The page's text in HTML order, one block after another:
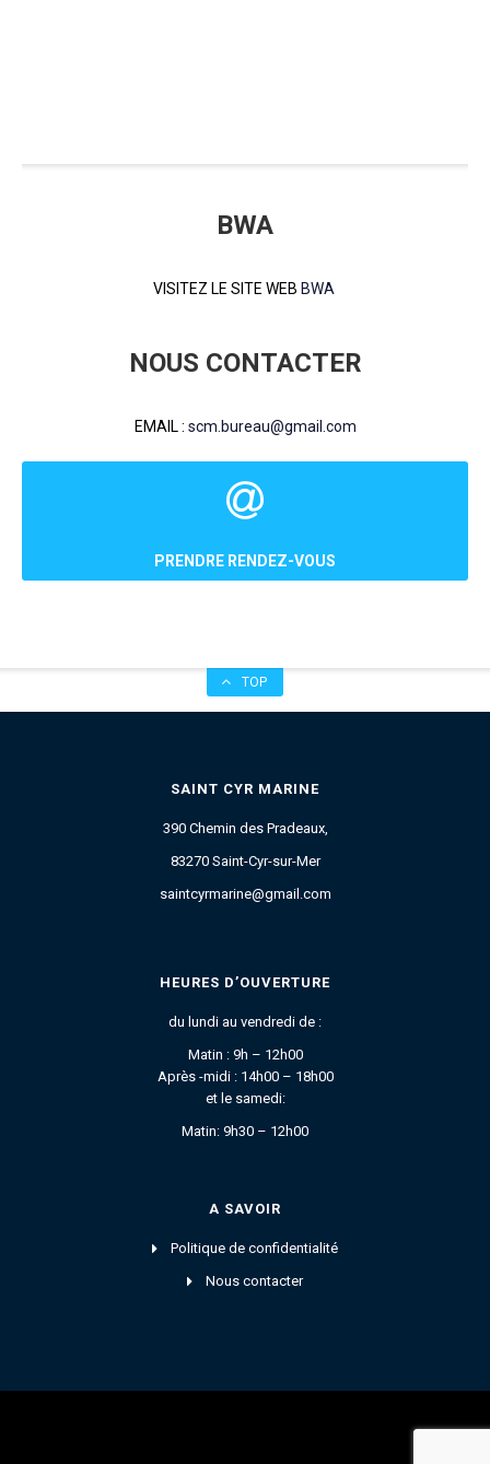
BWA
VISITEZ LE SITE WEB BWA
NOUS CONTACTER
EMAIL : scm.bureau@gmail.com
PRENDRE RENDEZ-VOUS
TOP
SAINT CYR MARINE
390 Chemin des Pradeaux,
83270 Saint-Cyr-sur-Mer
saintcyrmarine@gmail.com
HEURES D’OUVERTURE
du lundi au vendredi de :
Matin : 9h – 12h00
Après -midi : 14h00 – 18h00
et le samedi:
Matin: 9h30 – 12h00
A SAVOIR
Politique de confidentialité
Nous contacter